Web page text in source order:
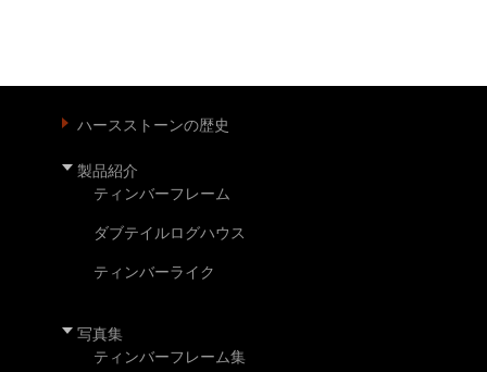
ハースストーンの歴史
製品紹介
ティンバーフレーム
ダブテイルログハウス
ティンバーライク
写真集
ティンバーフレーム集